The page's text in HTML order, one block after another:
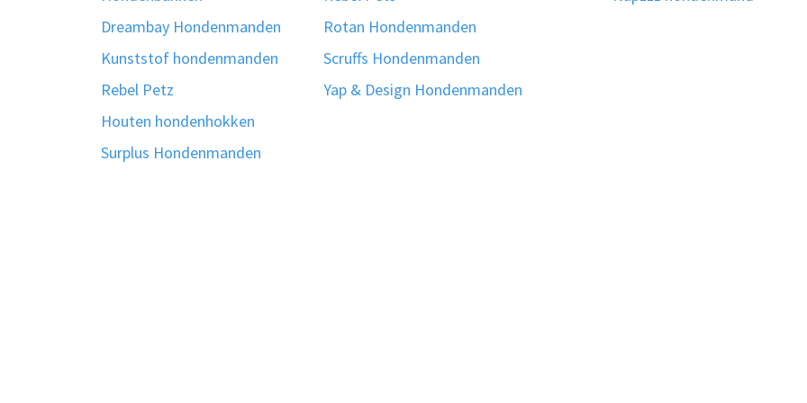
Dreambay Hondenmanden
Kunststof hondenmanden
Rebel Petz
Houten hondenhokken
Surplus Hondenmanden
Rotan Hondenmanden
Scruffs Hondenmanden
Yap & Design Hondenmanden